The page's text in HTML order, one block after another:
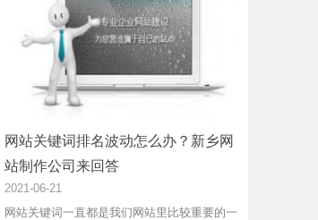
网站关键词排名波动怎么办？新乡网
站制作公司来回答
2021-06-21
网站关键词一直都是我们网站里比较重要的一